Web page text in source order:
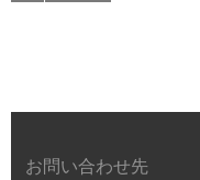
お問い合わせ先